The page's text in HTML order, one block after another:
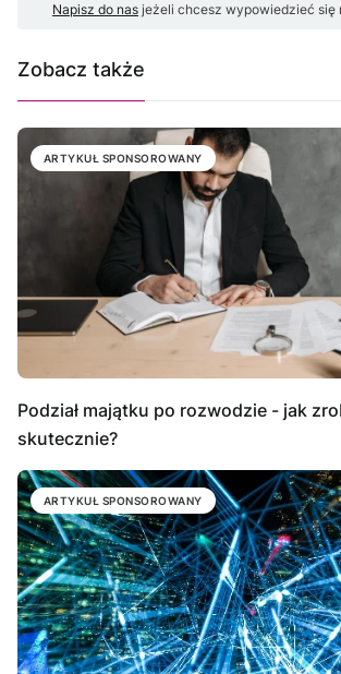
Napisz do nas jeżeli chcesz wypowiedzieć się
Zobacz także
ARTYKUŁ SPONSOROWANY
Podział majątku po rozwodzie - jak
skutecznie?
ARTYKUŁ SPONSOROWANY